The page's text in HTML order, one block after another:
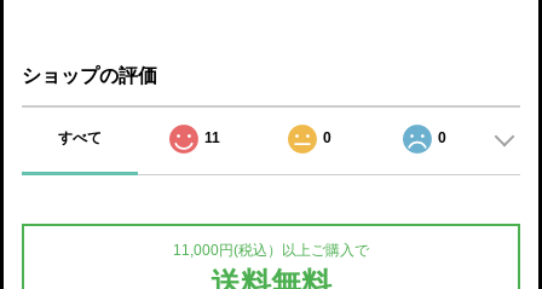
ショップの評価
すべて 11 0 0
11,000円(税込）以上ご購入で